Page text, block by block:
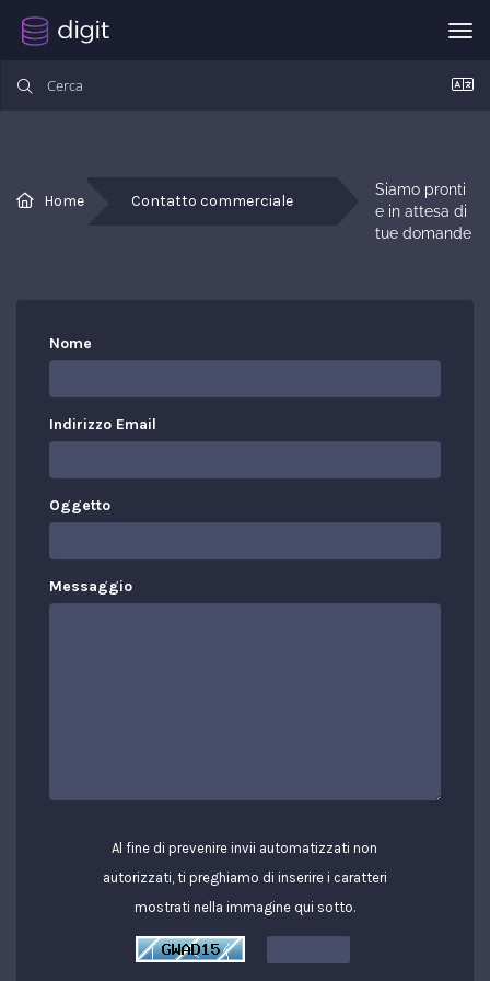
Home Contatto commerciale
Siamo pronti
e in attesa di
tue domande
Nome
Indirizzo Email
Oggetto
Messaggio
Al fine di prevenire invii automatizzati non
autorizzati, ti preghiamo di inserire i caratteri
mostrati nella immagine qui sotto.